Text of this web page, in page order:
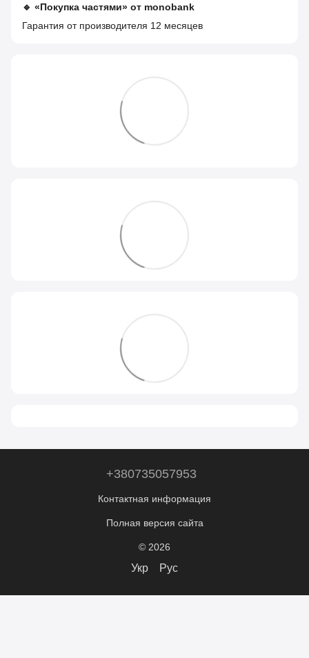
🔹 «Покупка частями» от monobank
Гарантия от производителя 12 месяцев
+380735057953
Контактная информация
Полная версия сайта
© 2026
Укр Рус